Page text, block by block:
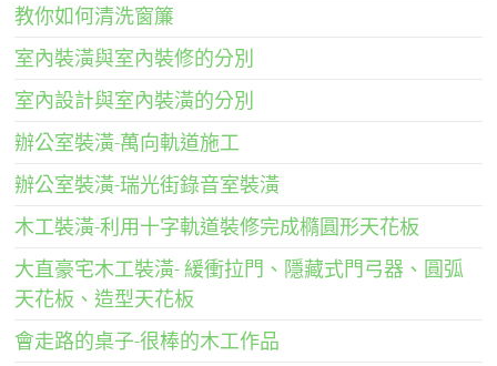
教你如何清洗窗簾
室內裝潢與室內裝修的分別
室內設計與室內裝潢的分別
辦公室裝潢-萬向軌道施工
辦公室裝潢-瑞光街錄音室裝潢
木工裝潢-利用十字軌道裝修完成橢圓形天花板
大直豪宅木工裝潢- 緩衝拉門、隱藏式門弓器、圓弧
天花板、造型天花板
會走路的桌子-很棒的木工作品